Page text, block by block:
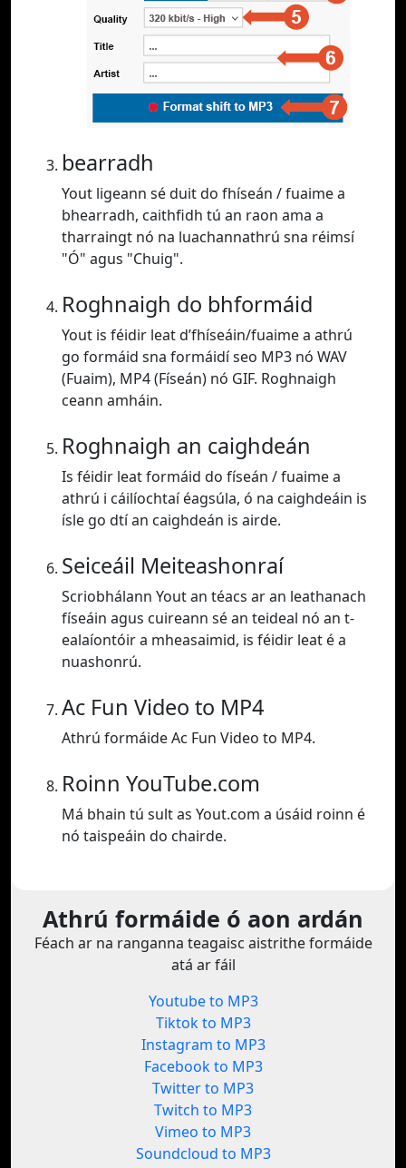
bearradh
Yout ligeann sé duit do fhíseán / fuaime a
bhearradh, caithfidh tú an raon ama a
tharraingt nó na luachannathrú sna réimsí
"Ó" agus "Chuig".
Roghnaigh do bhformáid
Yout is féidir leat d’fhíseáin/fuaime a athrú
go formáid sna formáidí seo MP3 nó WAV
(Fuaim), MP4 (Físeán) nó GIF. Roghnaigh
ceann amháin.
Roghnaigh an caighdeán
Is féidir leat formáid do físeán / fuaime a
athrú i cáilíochtaí éagsúla, ó na caighdeáin is
ísle go dtí an caighdeán is airde.
Seiceáil Meiteashonraí
Scriobhálann Yout an téacs ar an leathanach
físeáin agus cuireann sé an teideal nó an t-
ealaíontóir a mheasaimid, is féidir leat é a
nuashonrú.
Ac Fun Video to MP4
Athrú formáide Ac Fun Video to MP4.
Roinn YouTube.com
Má bhain tú sult as Yout.com a úsáid roinn é
nó taispeáin do chairde.
Athrú formáide ó aon ardán
Féach ar na ranganna teagaisc aistrithe formáide
atá ar fáil
Youtube to MP3
Tiktok to MP3
Instagram to MP3
Facebook to MP3
Twitter to MP3
Twitch to MP3
Vimeo to MP3
Soundcloud to MP3